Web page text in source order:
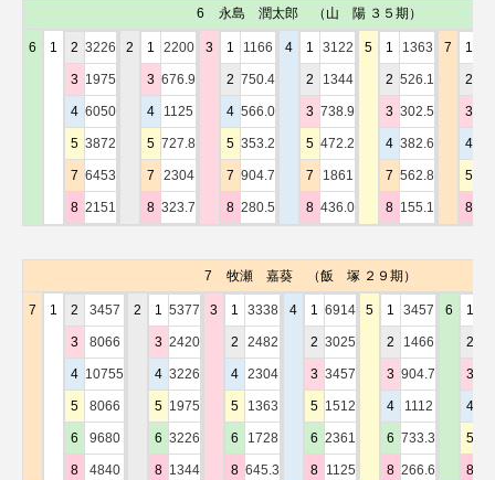
6 永島 潤太郎 （山 陽 ３５期）
6 1 2 3226
3 1975
4 6050
5 3872
7 6453
8 2151
2 1 2200
3 676.9
4 1125
5 727.8
7 2304
8 323.7
3 1 1166
2 750.4
4 566.0
5 353.2
7 904.7
8 280.5
4 1 3122
2 1344
3 738.9
5 472.2
7 1861
8 436.0
5 1 1363
2 526.1
3 302.5
4 382.6
7 562.8
8 155.1
7 1
2
3
4
5
8
7 牧瀬 嘉葵 （飯 塚 ２９期）
7 1 2 3457
3 8066
4 10755
5 8066
6 9680
8 4840
2 1 5377
3 2420
4 3226
5 1975
6 3226
8 1344
3 1 3338
2 2482
4 2304
5 1363
6 1728
8 645.3
4 1 6914
2 3025
3 3457
5 1512
6 2361
8 1125
5 1 3457
2 1466
3 904.7
4 1112
6 733.3
8 266.6
6 1
2
3
4
5
8